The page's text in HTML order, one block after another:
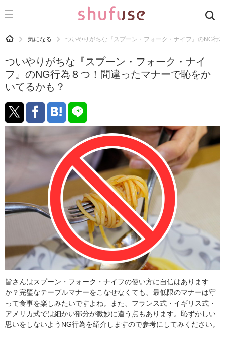
CATEGORY 記事カテゴリ
運気
洗濯
生活の知恵
お金
掃除
食材辞典
おすすめ
HOME 気になる ついやりがちな『スプーン・フォーク・ナイフ』のNG行
ついやりがちな『スプーン・フォーク・ナイ
フ』のNG行為８つ！間違ったマナーで恥をか
いてるかも？
皆さんはスプーン・フォーク・ナイフの使い方に自信はあります
か？完璧なテーブルマナーをこなせなくても、最低限のマナーは守
って食事を楽しみたいですよね。また、フランス式・イギリス式・
アメリカ式では細かい部分が微妙に違う点もあります。恥ずかしい
思いをしないようNG行為を紹介しますので参考にしてみください。